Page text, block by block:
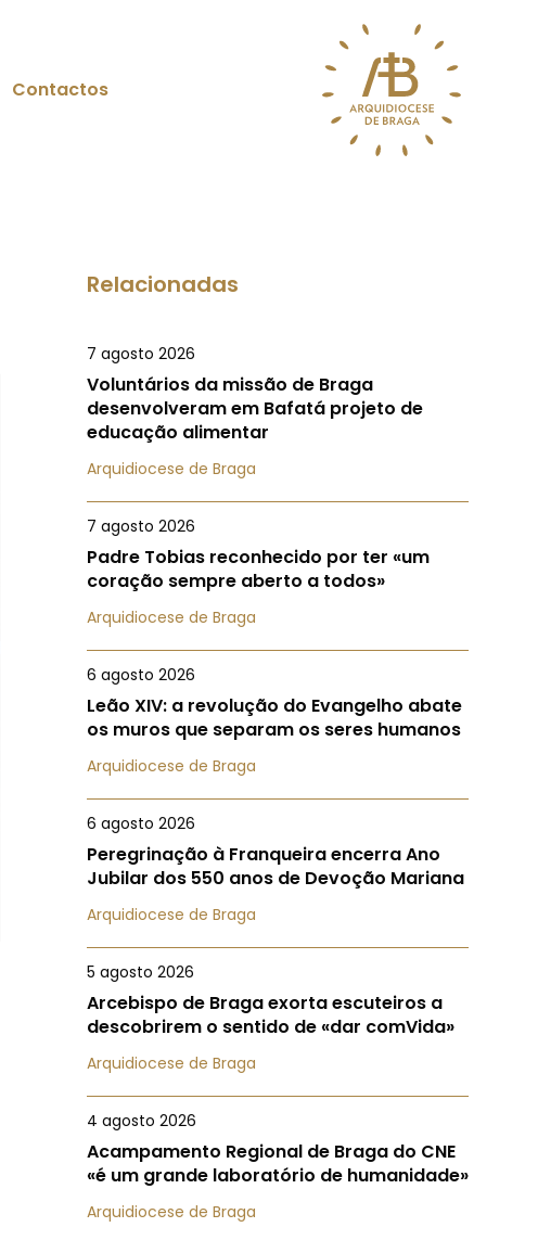
Contactos
Relacionadas
7 agosto 2026
Voluntários da missão de Braga
desenvolveram em Bafatá projeto de
educação alimentar
Arquidiocese de Braga
7 agosto 2026
Padre Tobias reconhecido por ter «um
coração sempre aberto a todos»
Arquidiocese de Braga
6 agosto 2026
Leão XIV: a revolução do Evangelho abate
os muros que separam os seres humanos
Arquidiocese de Braga
6 agosto 2026
Peregrinação à Franqueira encerra Ano
Jubilar dos 550 anos de Devoção Mariana
Arquidiocese de Braga
5 agosto 2026
Arcebispo de Braga exorta escuteiros a
descobrirem o sentido de «dar comVida»
Arquidiocese de Braga
4 agosto 2026
Acampamento Regional de Braga do CNE
«é um grande laboratório de humanidade»
Arquidiocese de Braga